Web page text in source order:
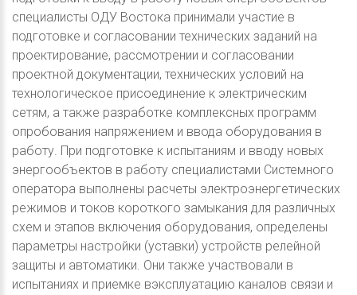
специалисты ОДУ Востока принимали участие в
подготовке и согласовании технических заданий на
проектирование, рассмотрении и согласовании
проектной документации, технических условий на
технологическое присоединение к электрическим
сетям, а также разработке комплексных программ
опробования напряжением и ввода оборудования в
работу. При подготовке к испытаниям и вводу новых
энергообъектов в работу специалистами Системного
оператора выполнены расчеты электроэнергетических
режимов и токов короткого замыкания для различных
схем и этапов включения оборудования, определены
параметры настройки (уставки) устройств релейной
защиты и автоматики. Они также участвовали в
испытаниях и приемке вэксплуатацию каналов связи и